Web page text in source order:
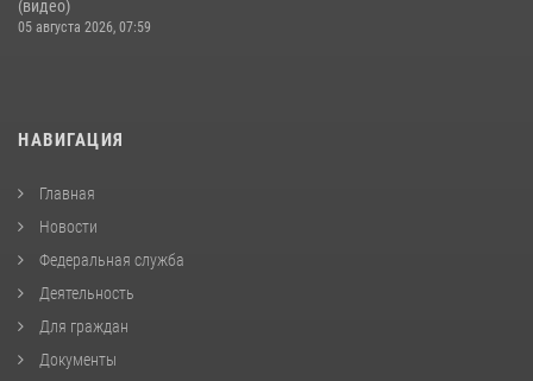
(видео)
05 августа 2026, 07:59
НАВИГАЦИЯ
Главная
Новости
Федеральная служба
Деятельность
Для граждан
Документы